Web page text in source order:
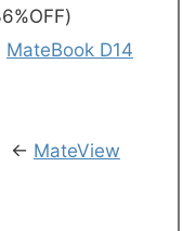
MateBook D14
← MateView